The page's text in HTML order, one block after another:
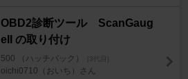
OBD2診断ツール ScanGaug
eII の取り付け
500 （ハッチバック） [3代目]
oichi0710（おいち）さん